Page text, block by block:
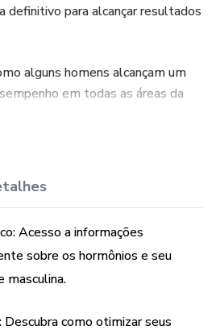
definitivo para alcançar resultados
alguns homens alcançam um
em todas as áreas da
que a ciência oferece para
ou nos relacionamentos, esses
a chave para o seu sucesso.
inundado de opções de
essencial. E é exatamente isso
um guia completo sobre cada
Você poderá tomar decisões
Acesso a informações
sobre os hormônios e seu
masculina.
como otimizar seus